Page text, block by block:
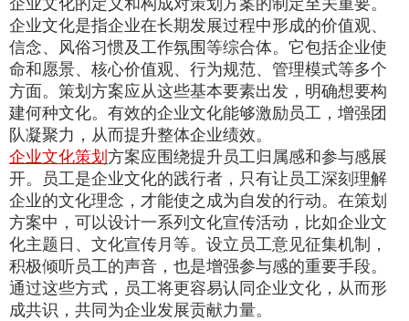
企业文化是指企业在长期发展过程中形成的价值观、
信念、风俗习惯及工作氛围等综合体。它包括企业使
命和愿景、核心价值观、行为规范、管理模式等多个
方面。策划方案应从这些基本要素出发，明确想要构
建何种文化。有效的企业文化能够激励员工，增强团
队凝聚力，从而提升整体企业绩效。
企业文化策划 方案应围绕提升员工归属感和参与感展
开。员工是企业文化的践行者，只有让员工深刻理解
企业的文化理念，才能使之成为自发的行动。在策划
方案中，可以设计一系列文化宣传活动，比如企业文
化主题日、文化宣传月等。设立员工意见征集机制，
积极倾听员工的声音，也是增强参与感的重要手段。
通过这些方式，员工将更容易认同企业文化，从而形
成共识，共同为企业发展贡献力量。